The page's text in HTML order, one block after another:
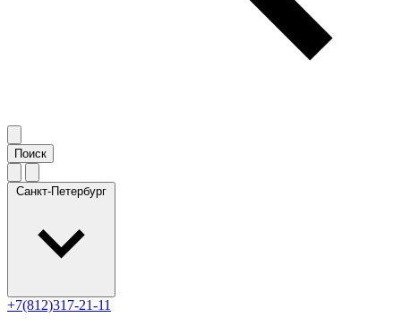
Санкт-Петербург
+7(812)317-21-11